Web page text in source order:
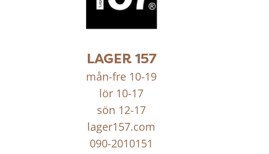
LAGER 157
mån-fre 10-19
lör 10-17
sön 12-17
lager157.com
090-2010151